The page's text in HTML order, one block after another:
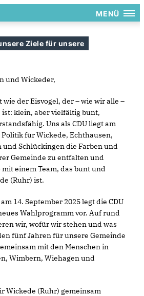
MENÜ
Ziele für unsere
und Wickeder,
der Eisvogel, der – wie wir alle –
klein, aber vielfältig bunt,
Uns als CDU liegt am
für Wickede, Echthausen,
Schlückingen die Farben und
Gemeinde zu entfalten und
einem Team, das bunt und
(Ruhr) ist.
14. September 2025 legt die CDU
Wahlprogramm vor. Auf rund
wir, wofür wir stehen und was
fünf Jahren für unsere Gemeinde
mit den Menschen in
Wimbern, Wiehagen und
Wickede (Ruhr) gemeinsam